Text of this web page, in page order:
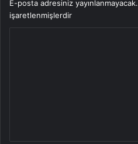
E-posta adresiniz yayınlanmayacak.
işaretlenmişlerdir